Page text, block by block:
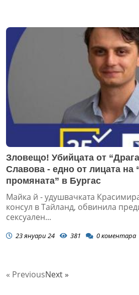
Зловещо! Убийцата от
Славова - едно от лицата
промяната” в Бургас
Майка й - удушвачката
консул в Тайланд, обвинила
сексуален...
23 януари 24 381 0коментара
« PreviousNext »